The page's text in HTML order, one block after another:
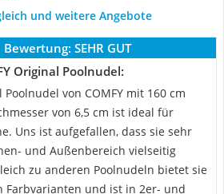
und weitere Angebote
Bewertung: SEHR GUT
Original Poolnudel:
von COMFY mit 160 cm
von 6,5 cm ist ideal für
Uns ist aufgefallen, dass sie sehr
und Außenbereich vielseitig
zu anderen Poolnudeln bietet sie
Farbvarianten und ist in 2er- und